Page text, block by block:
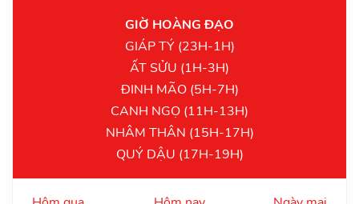
GIỜ HOÀNG ĐẠO
GIÁP TÝ (23H-1H)
ẤT SỬU (1H-3H)
ĐINH MÃO (5H-7H)
CANH NGỌ (11H-13H)
NHÂM THÂN (15H-17H)
QUÝ DẬU (17H-19H)